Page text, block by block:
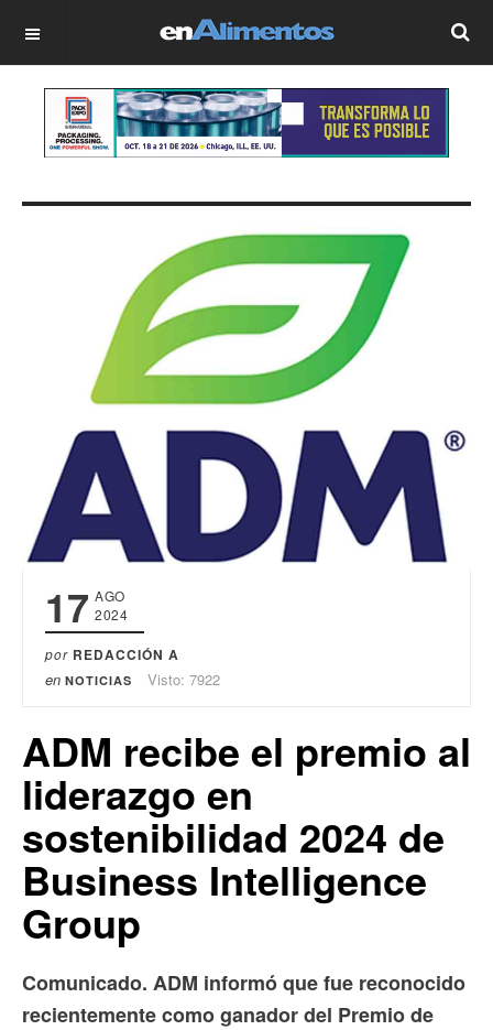
OFF CANVAS
17 AGO
2024
por REDACCIÓN A
en NOTICIAS Visto: 7922
ADM recibe el premio al
liderazgo en
sostenibilidad 2024 de
Business Intelligence
Group
Comunicado. ADM informó que fue reconocido
recientemente como ganador del Premio de